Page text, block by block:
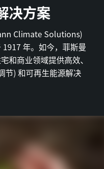
决方案
Climate Solutions)
年。如今，菲斯曼
和商业领域提供高效、
节) 和可再生能源解决